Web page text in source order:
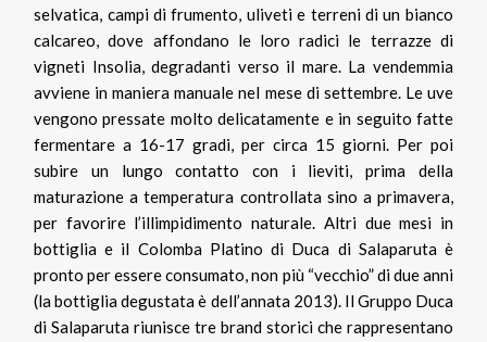
selvatica, campi di frumento, uliveti e terreni di un bianco
calcareo, dove affondano le loro radici le terrazze di
vigneti Insolia, degradanti verso il mare. La vendemmia
avviene in maniera manuale nel mese di settembre. Le uve
vengono pressate molto delicatamente e in seguito fatte
fermentare a 16-17 gradi, per circa 15 giorni. Per poi
subire un lungo contatto con i lieviti, prima della
maturazione a temperatura controllata sino a primavera,
per favorire l’illimpidimento naturale. Altri due mesi in
bottiglia e il Colomba Platino di Duca di Salaparuta è
pronto per essere consumato, non più “vecchio” di due anni
(la bottiglia degustata è dell’annata 2013). Il Gruppo Duca
di Salaparuta riunisce tre brand storici che rappresentano